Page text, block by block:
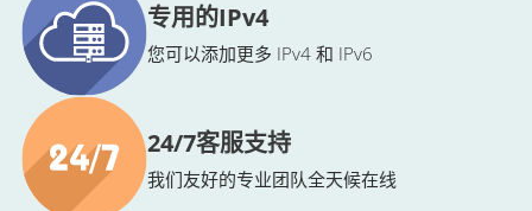
专用的IPv4
您可以添加更多 IPv4 和 IPv6
24/7客服支持
我们友好的专业团队全天候在线